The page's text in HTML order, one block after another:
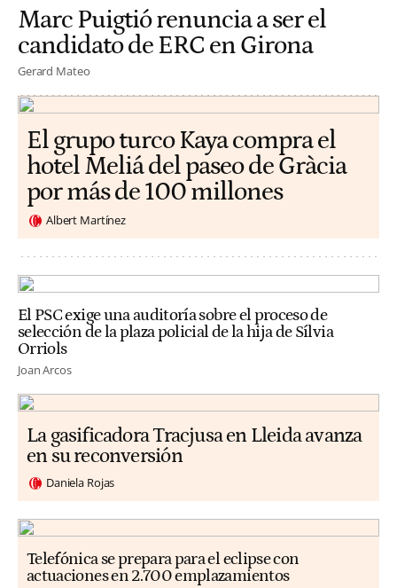
Marc Puigtió renuncia a ser el
candidato de ERC en Girona
Gerard Mateo
El grupo turco Kaya compra el
hotel Meliá del paseo de Gràcia
por más de 100 millones
Albert Martínez
El PSC exige una auditoría sobre el proceso de
selección de la plaza policial de la hija de Sílvia
Orriols
Joan Arcos
La gasificadora Tracjusa en Lleida avanza
en su reconversión
Daniela Rojas
Telefónica se prepara para el eclipse con
actuaciones en 2.700 emplazamientos